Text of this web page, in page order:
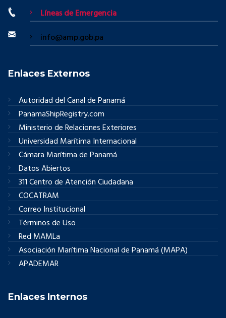
Líneas de Emergencia
info@amp.gob.pa
Enlaces Externos
Autoridad del Canal de Panamá
PanamaShipRegistry.com
Ministerio de Relaciones Exteriores
Universidad Marítima Internacional
Cámara Marítima de Panamá
Datos Abiertos
311 Centro de Atención Ciudadana
COCATRAM
Correo Institucional
Términos de Uso
Red MAMLa
Asociación Marítima Nacional de Panamá (MAPA)
APADEMAR
Enlaces Internos